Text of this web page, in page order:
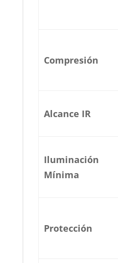
Compresión
Alcance IR
Iluminación
Mínima
Protección